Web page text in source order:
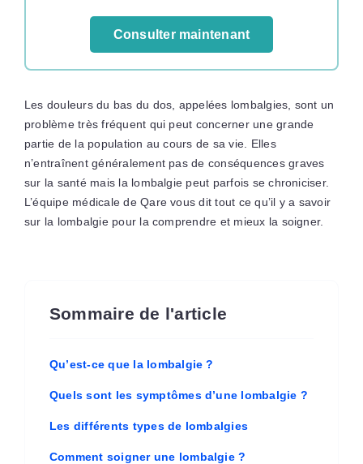
Consulter maintenant
Les douleurs du bas du dos, appelées lombalgies, sont un
problème très fréquent qui peut concerner une grande
partie de la population au cours de sa vie. Elles
n’entraînent généralement pas de conséquences graves
sur la santé mais la lombalgie peut parfois se chroniciser.
L’équipe médicale de Qare vous dit tout ce qu’il y a savoir
sur la lombalgie pour la comprendre et mieux la soigner.
Sommaire de l'article
Qu’est-ce que la lombalgie ?
Quels sont les symptômes d’une lombalgie ?
Les différents types de lombalgies
Comment soigner une lombalgie ?